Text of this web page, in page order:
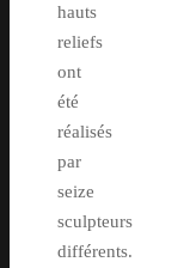
hauts
reliefs
ont
été
réalisés
par
seize
sculpteurs
différents.